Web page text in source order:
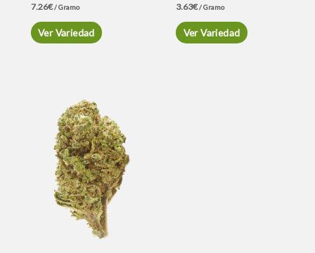
7.26€/ Gramo
Ver Variedad
3.63€/ Gramo
Ver Variedad